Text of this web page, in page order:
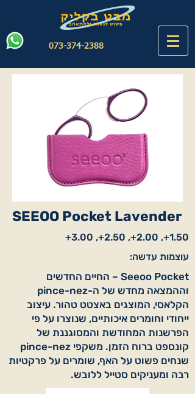
073-374-2388
SEEOO Pocket Lavender
1.50+, 2.00+, 2.50+, 3.00+
עוצמות עדשה:
Seeoo Pocket – החיים החדשים
וההמצאה מחדש של ה-pince-nez
הקלאסי, המוצגים באצטט טהור. עיצוב
ייחודי וחומרים איכותיים, שנוצרו על פי
הפרשנות המחודשת והמסוגננת של
קונספט ברוח הזמן. משקפי pince-nez
שנחים פשוט על האף, שומרים על פרקטיות
רבה ומעניקים סטייל ללובש.